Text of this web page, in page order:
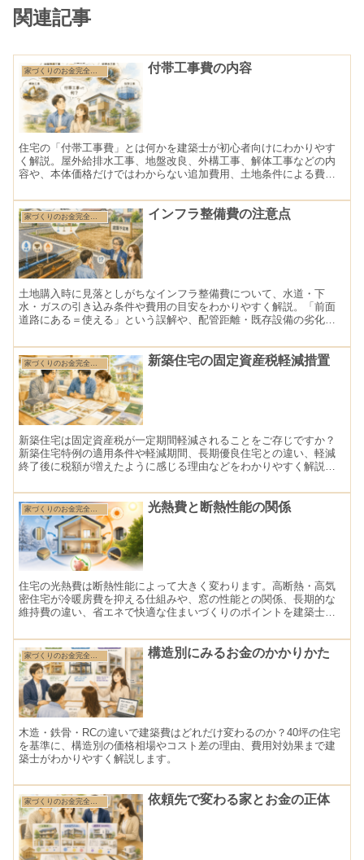
関連記事
家づくりのお金完全ガイド 付帯工事費の内容
住宅の「付帯工事費」とは何かを建築士が初心者向けにわかりやす
く解説。屋外給排水工事、地盤改良、外構工事、解体工事などの内
容や、本体価格だけではわからない追加費用、土地条件による費用
家づくりのお金完全ガイド インフラ整備費の注意点
土地購入時に見落としがちなインフラ整備費について、水道・下
水・ガスの引き込み条件や費用の目安をわかりやすく解説。「前面
道路にある＝使える」という誤解や、配管距離・既存設備の劣化に
ます。
家づくりのお金完全ガイド 新築住宅の固定資産税軽減措置
新築住宅は固定資産税が一定期間軽減されることをご存じですか？
新築住宅特例の適用条件や軽減期間、長期優良住宅との違い、軽減
終了後に税額が増えたように感じる理由などをわかりやすく解説し
家づくりのお金完全ガイド 光熱費と断熱性能の関係
住宅の光熱費は断熱性能によって大きく変わります。高断熱・高気
密住宅が冷暖房費を抑える仕組みや、窓の性能との関係、長期的な
維持費の違い、省エネで快適な住まいづくりのポイントを建築士が
家づくりのお金完全ガイド 構造別にみるお金のかかりかた
木造・鉄骨・RCの違いで建築費はどれだけ変わるのか？40坪の住宅
を基準に、構造別の価格相場やコスト差の理由、費用対効果まで建
築士がわかりやすく解説します。
家づくりのお金完全ガイド 依頼先で変わる家とお金の正体